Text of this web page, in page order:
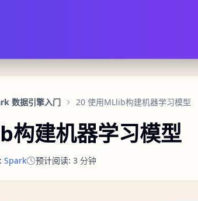
数据引擎入门 20 使用MLlib构建机器学习模型
构建机器学习模型
: Spark 预计阅读: 3 分钟